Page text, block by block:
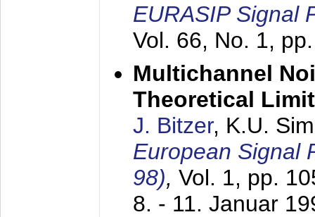
EURASIP Signal
Vol. 66, No. 1,
Multichannel
Theoretical
J. Bitzer, K.U.
European Signal
98), Vol. 1, pp.
8. - 11. Januar